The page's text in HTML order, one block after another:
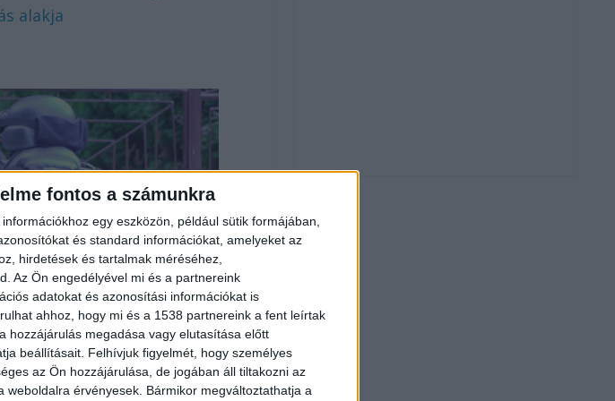
fontos a számunkra
egy eszközön, például sütik formájában,
és standard információkat, amelyeket az
hirdetések és tartalmak méréséhez,
Az Ön engedélyével mi és a partnereink
adatokat és azonosítási információkat is
ahhoz, hogy mi és a 1538 partnereink a fent leírtak
hozzájárulás megadása vagy elutasítása előtt
beállításait. Felhívjuk figyelmét, hogy személyes
az Ön hozzájárulása, de jogában áll tiltakozni az
érvényesek. Bármikor megváltoztathatja a
alakja